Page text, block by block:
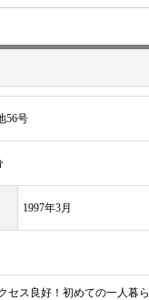
56号
1997年3月
セス良好！初めての一人暮ら